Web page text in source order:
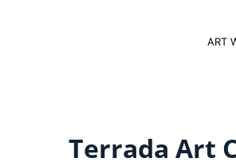
ART
Terrada Art